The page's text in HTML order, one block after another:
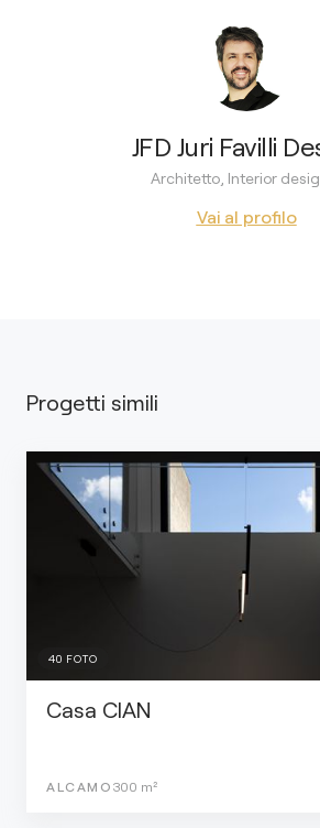
JFD Juri Favilli
Architetto, Interior
Vai al profilo
Progetti simili
40 FOTO
Casa CIAN
ALCAMO 300 m²